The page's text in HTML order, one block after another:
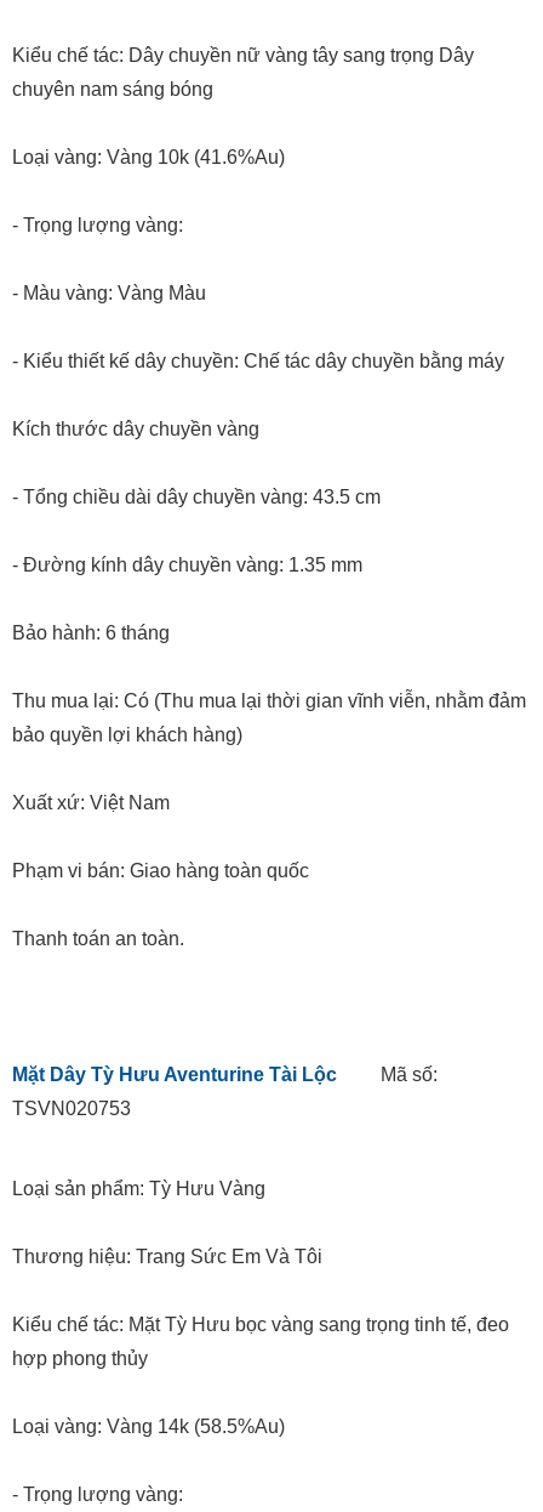
Kiểu chế tác: Dây chuyền nữ vàng tây sang trọng Dây
chuyên nam sáng bóng
Loại vàng: Vàng 10k (41.6%Au)
- Trọng lượng vàng:
- Màu vàng: Vàng Màu
- Kiểu thiết kế dây chuyền: Chế tác dây chuyền bằng máy
Kích thước dây chuyền vàng
- Tổng chiều dài dây chuyền vàng: 43.5 cm
- Đường kính dây chuyền vàng: 1.35 mm
Bảo hành: 6 tháng
Thu mua lại: Có (Thu mua lại thời gian vĩnh viễn, nhằm đảm
bảo quyền lợi khách hàng)
Xuất xứ: Việt Nam
Phạm vi bán: Giao hàng toàn quốc
Thanh toán an toàn.
Mặt Dây Tỳ Hưu Aventurine Tài Lộc Mã số:
TSVN020753
Loại sản phẩm: Tỳ Hưu Vàng
Thương hiệu: Trang Sức Em Và Tôi
Kiểu chế tác: Mặt Tỳ Hưu bọc vàng sang trọng tinh tế, đeo
hợp phong thủy
Loại vàng: Vàng 14k (58.5%Au)
- Trọng lượng vàng: